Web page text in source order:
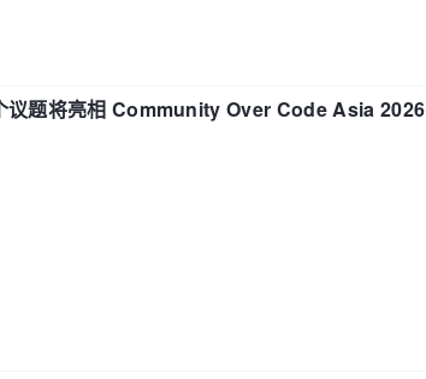
题将亮相 Community Over Code Asia 2026